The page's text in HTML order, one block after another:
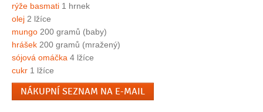
rýže basmati 1 hrnek
olej 2 lžíce
mungo 200 gramů (baby)
hrášek 200 gramů (mražený)
sójová omáčka 4 lžíce
cukr 1 lžíce
NÁKUPNÍ SEZNAM NA E-MAIL